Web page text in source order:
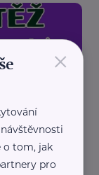
×
o tom, jak
pro